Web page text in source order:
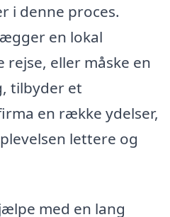
i denne proces.
en lokal
eller måske en
tilbyder et
en række ydelser,
lettere og
med en lang